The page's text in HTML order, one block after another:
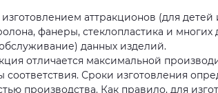
аттракционов (для
фанеры, стеклопластика и
данных изделий.
отличается максимальной
соответствия. Сроки изготовления
производства. Как правило, для